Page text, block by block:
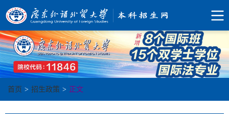
首页 > 招生政策 > 正文